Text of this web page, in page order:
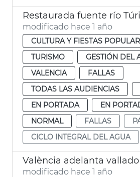
modificado hace 1 año
CULTURA Y FIESTAS
TURISMO
GESTIÓN DEL
VALENCIA
FALLAS
TODAS LAS AUDIENCIAS
EN PORTADA
EN
NORMAL
FALLAS
CICLO INTEGRAL DEL AGUA
modificado hace 1 año